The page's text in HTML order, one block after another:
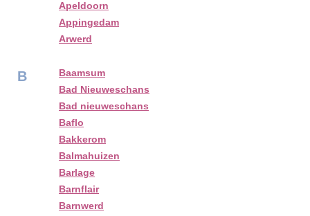
Apeldoorn
Appingedam
Arwerd
B
Baamsum
Bad Nieuweschans
Bad nieuweschans
Baflo
Bakkerom
Balmahuizen
Barlage
Barnflair
Barnwerd